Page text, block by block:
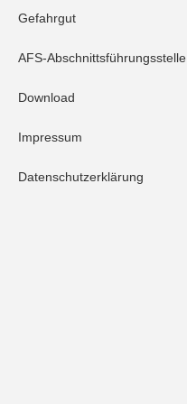
Tel.: 08252 / 889025
Folge uns auch auf
Gefahrgut
AFS-Abschnittsführungsstelle
Download
Impressum
Datenschutzerklärung